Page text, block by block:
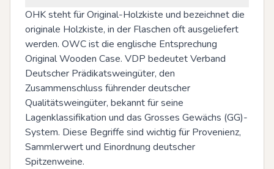
OHK steht für Original-Holzkiste und bezeichnet die
originale Holzkiste, in der Flaschen oft ausgeliefert
werden. OWC ist die englische Entsprechung
Original Wooden Case. VDP bedeutet Verband
Deutscher Prädikatsweingüter, den
Zusammenschluss führender deutscher
Qualitätsweingüter, bekannt für seine
Lagenklassifikation und das Grosses Gewächs (GG)-
System. Diese Begriffe sind wichtig für Provenienz,
Sammlerwert und Einordnung deutscher
Spitzenweine.